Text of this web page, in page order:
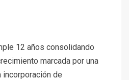
12 años consolidando
marcada por una
incorporación de